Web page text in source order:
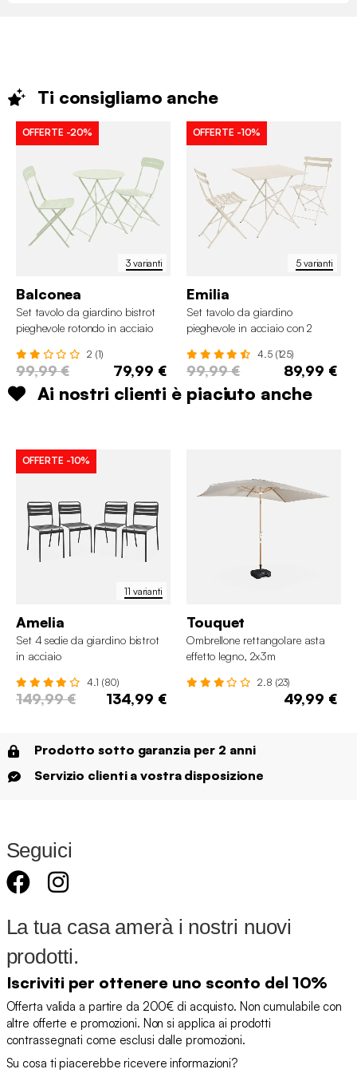
Ti consigliamo anche
3 varianti
OFFERTE -20%
Balconea
Set tavolo da giardino bistrot
pieghevole rotondo in acciaio
2 (1)
99,99 € 79,99 €
5 varianti
OFFERTE -10%
Emilia
Set tavolo da giardino
pieghevole in acciaio con 2
4.5 (125)
99,99 € 89,99 €
Ai nostri clienti è piaciuto anche
11 varianti
OFFERTE -10%
Amelia
Set 4 sedie da giardino bistrot
in acciaio
4.1 (80)
149,99 € 134,99 €
Touquet
Ombrellone rettangolare asta
effetto legno, 2x3m
2.8 (23)
49,99 €
Prodotto sotto garanzia per 2 anni
Servizio clienti a vostra disposizione
Seguici
La tua casa amerà i nostri nuovi
prodotti.
Iscriviti per ottenere uno sconto del 10%
Offerta valida a partire da 200€ di acquisto. Non cumulabile con
altre offerte e promozioni. Non si applica ai prodotti
contrassegnati come esclusi dalle promozioni.
Su cosa ti piacerebbe ricevere informazioni?